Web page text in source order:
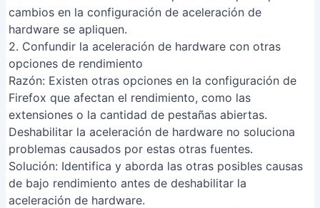
cambios en la configuración de aceleración de
hardware se apliquen.
2. Confundir la aceleración de hardware con otras
opciones de rendimiento
Razón: Existen otras opciones en la configuración de
Firefox que afectan el rendimiento, como las
extensiones o la cantidad de pestañas abiertas.
Deshabilitar la aceleración de hardware no soluciona
problemas causados por estas otras fuentes.
Solución: Identifica y aborda las otras posibles causas
de bajo rendimiento antes de deshabilitar la
aceleración de hardware.